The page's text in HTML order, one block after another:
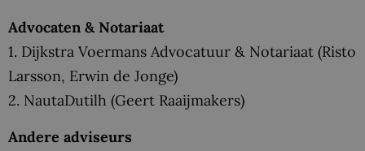
Advocaten & Notariaat
1. Dijkstra Voermans Advocatuur & Notariaat (Risto
Larsson, Erwin de Jonge)
2. NautaDutilh (Geert Raaijmakers)
Andere adviseurs